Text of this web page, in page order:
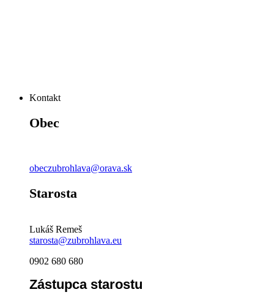
Kontakt
Obec
obeczubrohlava@orava.sk
Starosta
Lukáš Remeš
starosta@zubrohlava.eu
0902 680 680
Zástupca starostu